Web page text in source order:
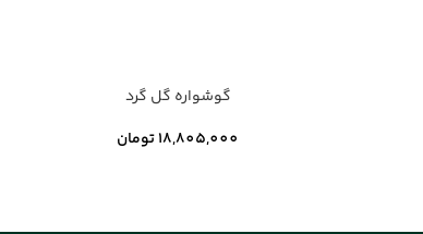
گوشواره گل گرد
18,805,000تومان